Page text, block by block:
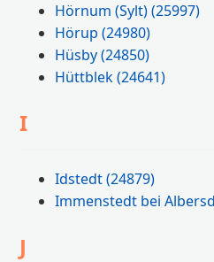
Hörnum (Sylt)(25997)
Hörup(24980)
Hüsby(24850)
Hüttblek(24641)
I
Idstedt(24879)
Immenstedt bei
J